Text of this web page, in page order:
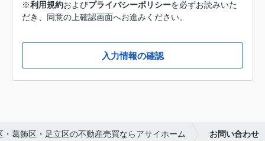
※利用規約およびプライバシーポリシーを必ずお読みいた
だき、同意の上確認画面へお進みください。
入力情報の確認
・葛飾区・足立区の不動産売買ならアサイホーム お問い合わせ